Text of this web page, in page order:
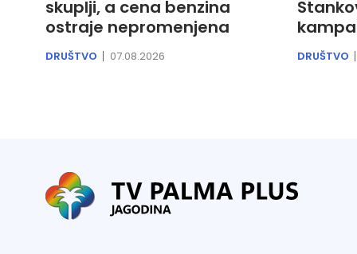
skuplji, a cena benzina
ostraje nepromenjena
DRUŠTVO 07.08.2026
kampa
DRUŠTVO